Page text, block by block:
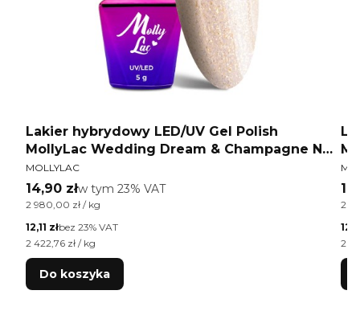
Lakier hybrydowy LED/UV Gel Polish
MollyLac Wedding Dream & Champagne Nr
381 Prosecco 5 g
PRODUCENT
MOLLYLAC
Cena brutto
14,90 złw tym %s VAT
w tym 23% VAT
Cena jednostkowa brutto
2 980,00 zł / kg
Cena netto
12,11 złbez 23% VAT
Cena jednostkowa netto
2 422,76 zł / kg
Do koszyka
2
2